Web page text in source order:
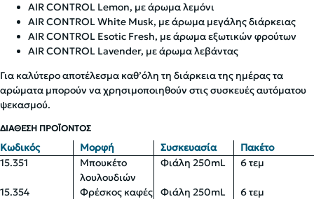
AIR CONTROL Lemon, με άρωμα λεμόνι
AIR CONTROL White Musk, με άρωμα μεγάλης διάρκειας
AIR CONTROL Esotic Fresh, με άρωμα εξωτικών φρούτων
AIR CONTROL Lavender, με άρωμα λεβάντας
Για καλύτερο αποτέλεσμα καθ’όλη τη διάρκεια της ημέρας τα
αρώματα μπορούν να χρησιμοποιηθούν στις συσκευές αυτόματου
ψεκασμού.
ΔΙΑΘΕΣΗ ΠΡΟΪΟΝΤΟΣ
Κωδικός Μορφή Συσκευασία
Πακέτο
15.351
Μπουκέτο
λουλουδιών
Φιάλη 250mL 6 τεμ
15.354 Φρέσκος καφές Φιάλη 250mL
6 τεμ